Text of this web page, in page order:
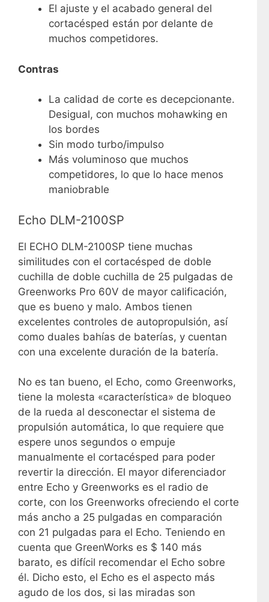
El ajuste y el acabado general del
cortacésped están por delante de
muchos competidores.
Contras
La calidad de corte es decepcionante.
Desigual, con muchos mohawking en
los bordes
Sin modo turbo/impulso
Más voluminoso que muchos
competidores, lo que lo hace menos
maniobrable
Echo DLM-2100SP
El ECHO DLM-2100SP tiene muchas
similitudes con el cortacésped de doble
cuchilla de doble cuchilla de 25 pulgadas de
Greenworks Pro 60V de mayor calificación,
que es bueno y malo. Ambos tienen
excelentes controles de autopropulsión, así
como duales bahías de baterías, y cuentan
con una excelente duración de la batería.
No es tan bueno, el Echo, como Greenworks,
tiene la molesta «característica» de bloqueo
de la rueda al desconectar el sistema de
propulsión automática, lo que requiere que
espere unos segundos o empuje
manualmente el cortacésped para poder
revertir la dirección. El mayor diferenciador
entre Echo y Greenworks es el radio de
corte, con los Greenworks ofreciendo el corte
más ancho a 25 pulgadas en comparación
con 21 pulgadas para el Echo. Teniendo en
cuenta que GreenWorks es $ 140 más
barato, es difícil recomendar el Echo sobre
él. Dicho esto, el Echo es el aspecto más
agudo de los dos, si las miradas son